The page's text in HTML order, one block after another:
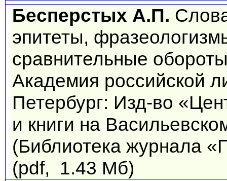
Бесперстых А.П.
эпитеты,
сравнительные
Академия российской
Петербург: Изд-во
и книги на
(Библиотека журнала
(pdf, 1.43 Мб)